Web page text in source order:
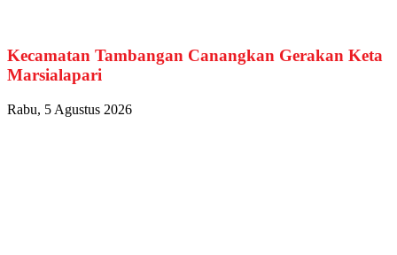
Kecamatan Tambangan Canangkan Gerakan Keta
Marsialapari
Rabu, 5 Agustus 2026